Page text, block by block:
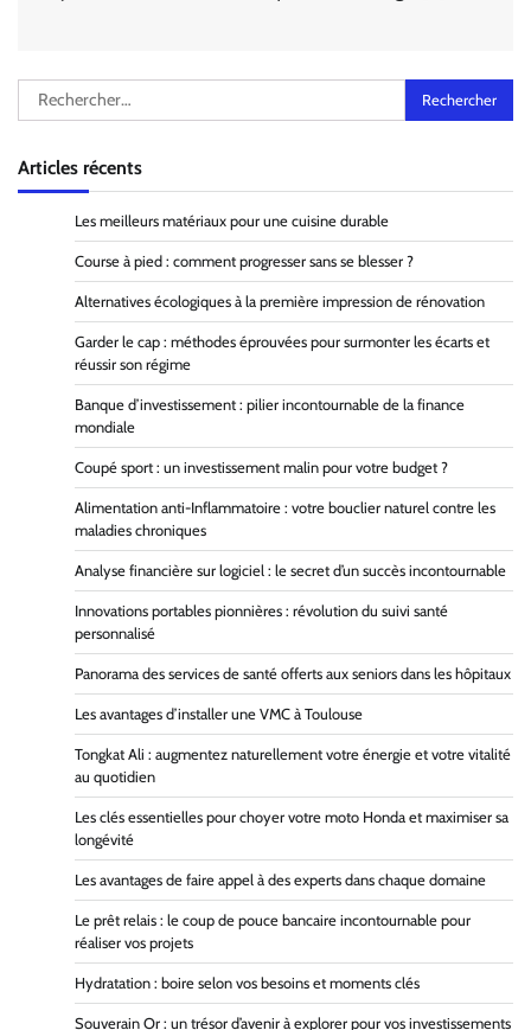
Rechercher :
Articles récents
Les meilleurs matériaux pour une cuisine durable
Course à pied : comment progresser sans se blesser ?
Alternatives écologiques à la première impression de rénovation
Garder le cap : méthodes éprouvées pour surmonter les écarts et
réussir son régime
Banque d’investissement : pilier incontournable de la finance
mondiale
Coupé sport : un investissement malin pour votre budget ?
Alimentation anti-Inflammatoire : votre bouclier naturel contre les
maladies chroniques
Analyse financière sur logiciel : le secret d’un succès incontournable
Innovations portables pionnières : révolution du suivi santé
personnalisé
Panorama des services de santé offerts aux seniors dans les hôpitaux
Les avantages d’installer une VMC à Toulouse
Tongkat Ali : augmentez naturellement votre énergie et votre vitalité
au quotidien
Les clés essentielles pour choyer votre moto Honda et maximiser sa
longévité
Les avantages de faire appel à des experts dans chaque domaine
Le prêt relais : le coup de pouce bancaire incontournable pour
réaliser vos projets
Hydratation : boire selon vos besoins et moments clés
Souverain Or : un trésor d’avenir à explorer pour vos investissements